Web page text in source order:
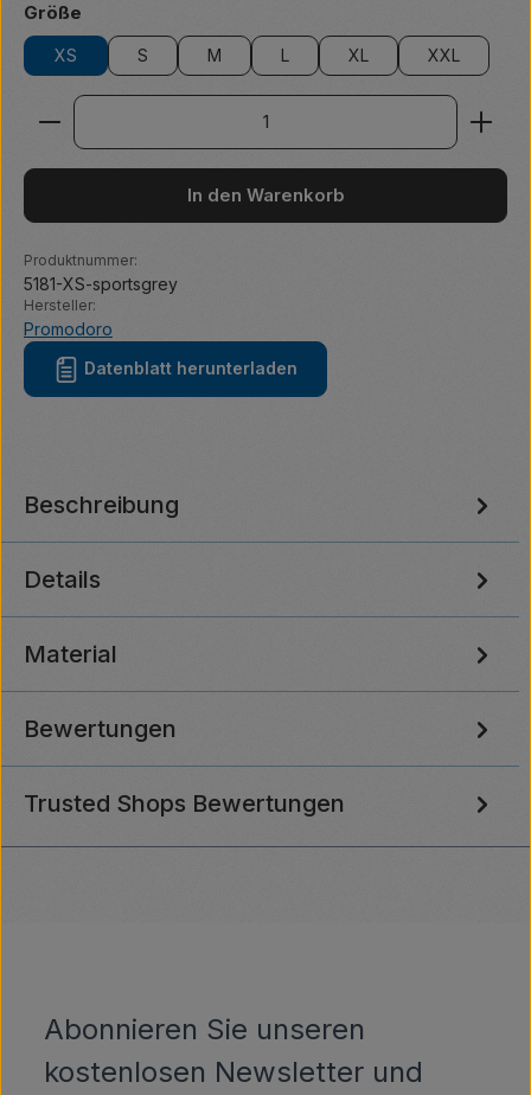
Größe
XS S M L XL XXL
Produkt Anzahl: Gib den gewünschten Wert ein
In den Warenkorb
Produktnummer:
5181-XS-sportsgrey
Hersteller:
Promodoro
Datenblatt herunterladen
Beschreibung
Details
Material
Bewertungen
Trusted Shops Bewertungen
Abonnieren Sie unseren
kostenlosen Newsletter und